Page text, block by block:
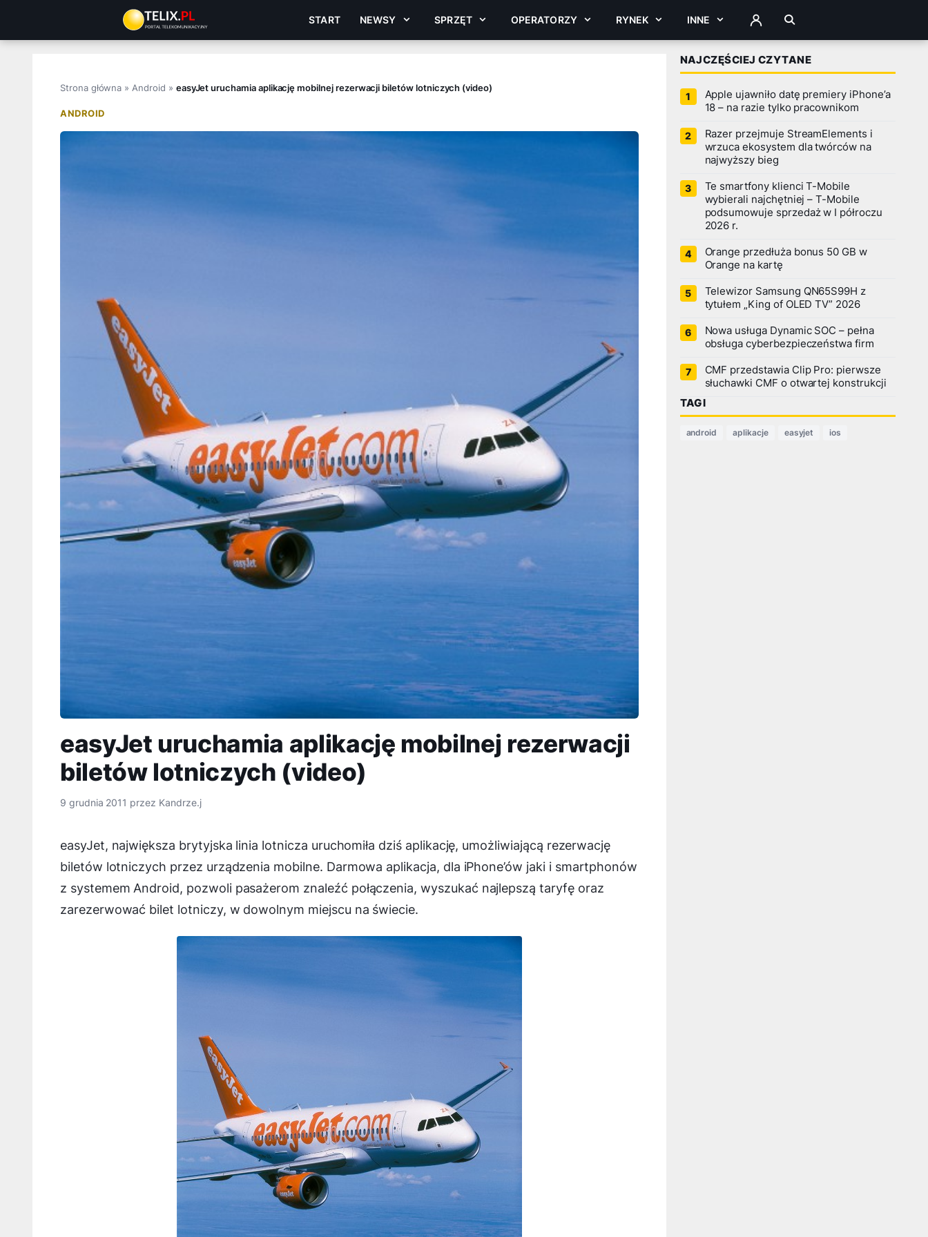
treści
START NEWSY SPRZĘT OPERATORZY RYNEK INNE ZALOGUJ
Strona główna » Android » easyJet uruchamia aplikację mobilnej rezerwacji biletów lotniczych (video)
ANDROID
easyJet uruchamia aplikację mobilnej rezerwacji
biletów lotniczych (video)
9 grudnia 2011 przez Kandrze.j
easyJet, największa brytyjska linia lotnicza uruchomiła dziś aplikację, umożliwiającą rezerwację
biletów lotniczych przez urządzenia mobilne. Darmowa aplikacja, dla iPhone’ów jaki i smartphonów
z systemem Android, pozwoli pasażerom znaleźć połączenia, wyszukać najlepszą taryfę oraz
zarezerwować bilet lotniczy, w dowolnym miejscu na świecie.
NAJCZĘŚCIEJ CZYTANE
Apple ujawniło datę premiery iPhone’a
18 – na razie tylko pracownikom
Razer przejmuje StreamElements i
wrzuca ekosystem dla twórców na
najwyższy bieg
Te smartfony klienci T-Mobile
wybierali najchętniej – T-Mobile
podsumowuje sprzedaż w I półroczu
2026 r.
Orange przedłuża bonus 50 GB w
Orange na kartę
Telewizor Samsung QN65S99H z
tytułem „King of OLED TV” 2026
Nowa usługa Dynamic SOC – pełna
obsługa cyberbezpieczeństwa firm
CMF przedstawia Clip Pro: pierwsze
słuchawki CMF o otwartej konstrukcji
TAGI
android aplikacje easyjet ios